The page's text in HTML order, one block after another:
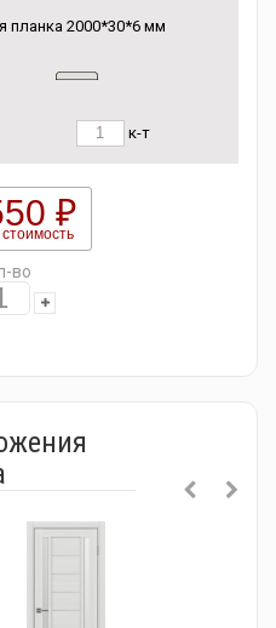
планка 2000*30*6 мм
к-т
₽
во